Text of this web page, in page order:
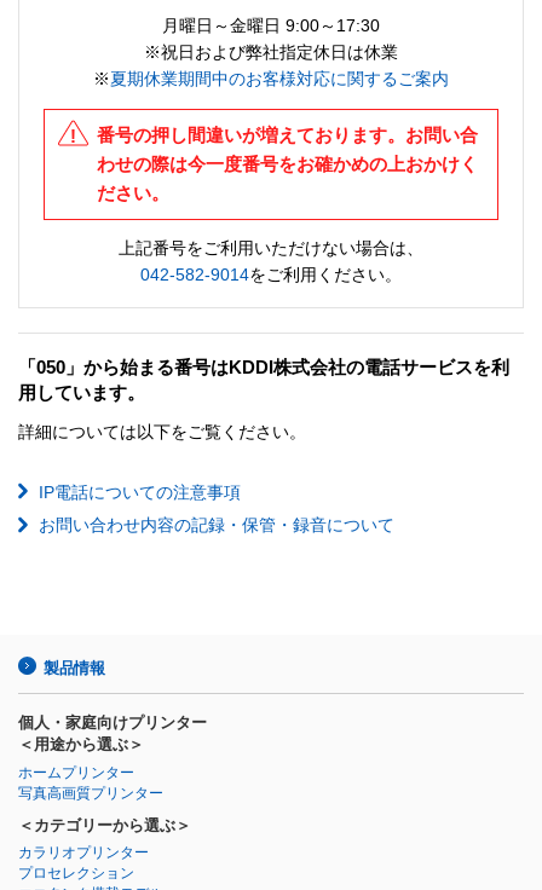
月曜日～金曜日 9:00～17:30
※祝日および弊社指定休日は休業
※夏期休業期間中のお客様対応に関するご案内
番号の押し間違いが増えております。お問い合
わせの際は今一度番号をお確かめの上おかけく
ださい。
上記番号をご利用いただけない場合は、
042-582-9014をご利用ください。
「050」から始まる番号はKDDI株式会社の電話サービスを利
用しています。
詳細については以下をご覧ください。
IP電話についての注意事項
お問い合わせ内容の記録・保管・録音について
製品情報
個人・家庭向けプリンター
＜用途から選ぶ＞
ホームプリンター
写真高画質プリンター
＜カテゴリーから選ぶ＞
カラリオプリンター
プロセレクション